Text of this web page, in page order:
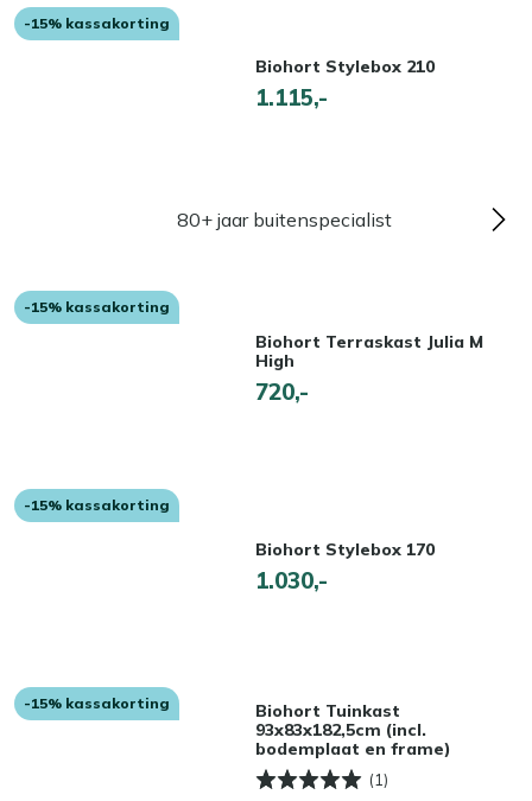
-15% kassakorting
Biohort Stylebox 210
1.115,-
80+ jaar buitenspecialist
-15% kassakorting
Biohort Terraskast Julia M
High
720,-
-15% kassakorting
Biohort Stylebox 170
1.030,-
-15% kassakorting
Biohort Tuinkast
93x83x182,5cm (incl.
bodemplaat en frame)
(1)